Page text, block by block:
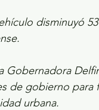
disminuyó
Gobernadora
de gobierno
urbana.